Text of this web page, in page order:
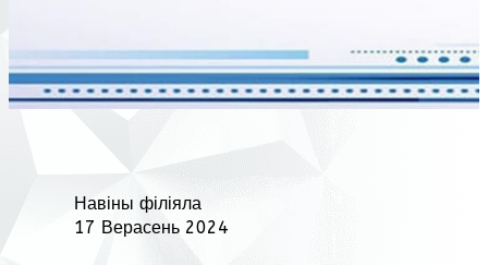
Навіны філіяла
17 Верасень 2024